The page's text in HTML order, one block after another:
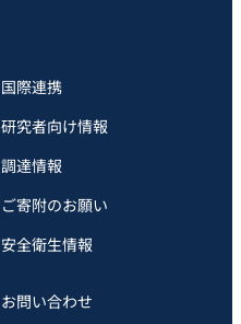
国際連携
研究者向け情報
調達情報
ご寄附のお願い
安全衛⽣情報
お問い合わせ